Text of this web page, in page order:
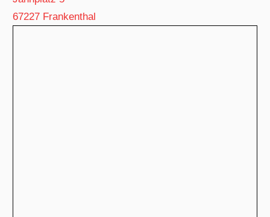
67227 Frankenthal